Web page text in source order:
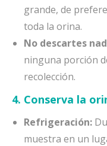
grande, de
toda la orina.
No descartes
ninguna porción
recolección.
4. Conserva la
Refrigeración:
muestra en un